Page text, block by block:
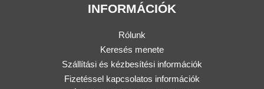
INFORMÁCIÓK
Rólunk
Keresés menete
Szállítási és kézbesítési információk
Fizetéssel kapcsolatos információk